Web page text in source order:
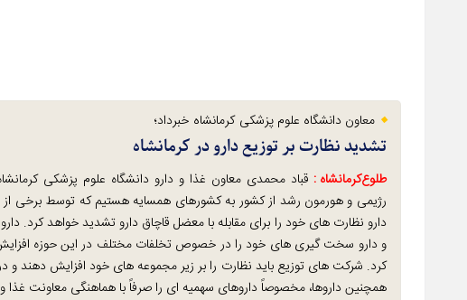
معاون دانشگاه علوم پزشکی کرمانشاه خبرداد؛
تشدید نظارت بر توزیع دارو در کرمانشاه
طلوع‌‌کرمانشاه : قباد محمدی معاون غذا و دارو دانشگاه علوم پزشکی
رژیمی و هورمون رشد از کشور به کشورهای همسایه هستیم که توسط برخی از
دارو نظارت های خود را برای مقابله با معضل قاچاق دارو تشدید خواهد کرد.
و دارو سخت گیری های خود را در خصوص تخلفات مختلف در این حوزه
کرد. شرکت های توزیع باید نظارت را بر زیر مجموعه های خود افزایش دهند و
همچنین داروها، مخصوصاً داروهای سهمیه ای را صرفاً با هماهنگی معاونت غذا و